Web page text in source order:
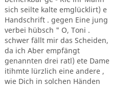
sich seilte kalte emglücklirt) e
Handschrift . gegen Eine jung
verbei hübsch " O, Toni .
schwer fällt mir das Scheiden,
da ich Aber empfängt
genannten drei ratl) ete Dame
itihmte lürzlich eine andere ,
wie Dich in solchen Händen